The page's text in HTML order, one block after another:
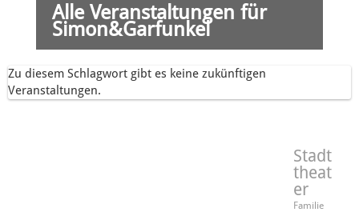
Alle Veranstaltungen für
Simon&Garfunkel
Zu diesem Schlagwort gibt es keine zukünftigen
Veranstaltungen.
Stadt
theat
er
Familie